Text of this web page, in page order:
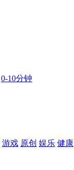
0-10分钟
游戏 原创 娱乐 健康